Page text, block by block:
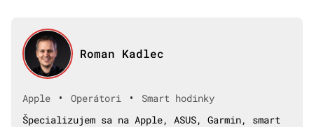
Roman Kadlec
Apple • Operátori •
Smart hodinky
Špecializujem sa na Apple, ASUS, Garmin, smart